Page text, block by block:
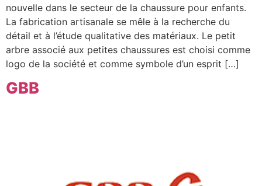
nouvelle dans le secteur de la chaussure pour enfants.
La fabrication artisanale se mêle à la recherche du
détail et à l’étude qualitative des matériaux. Le petit
arbre associé aux petites chaussures est choisi comme
logo de la société et comme symbole d’un esprit […]
GBB